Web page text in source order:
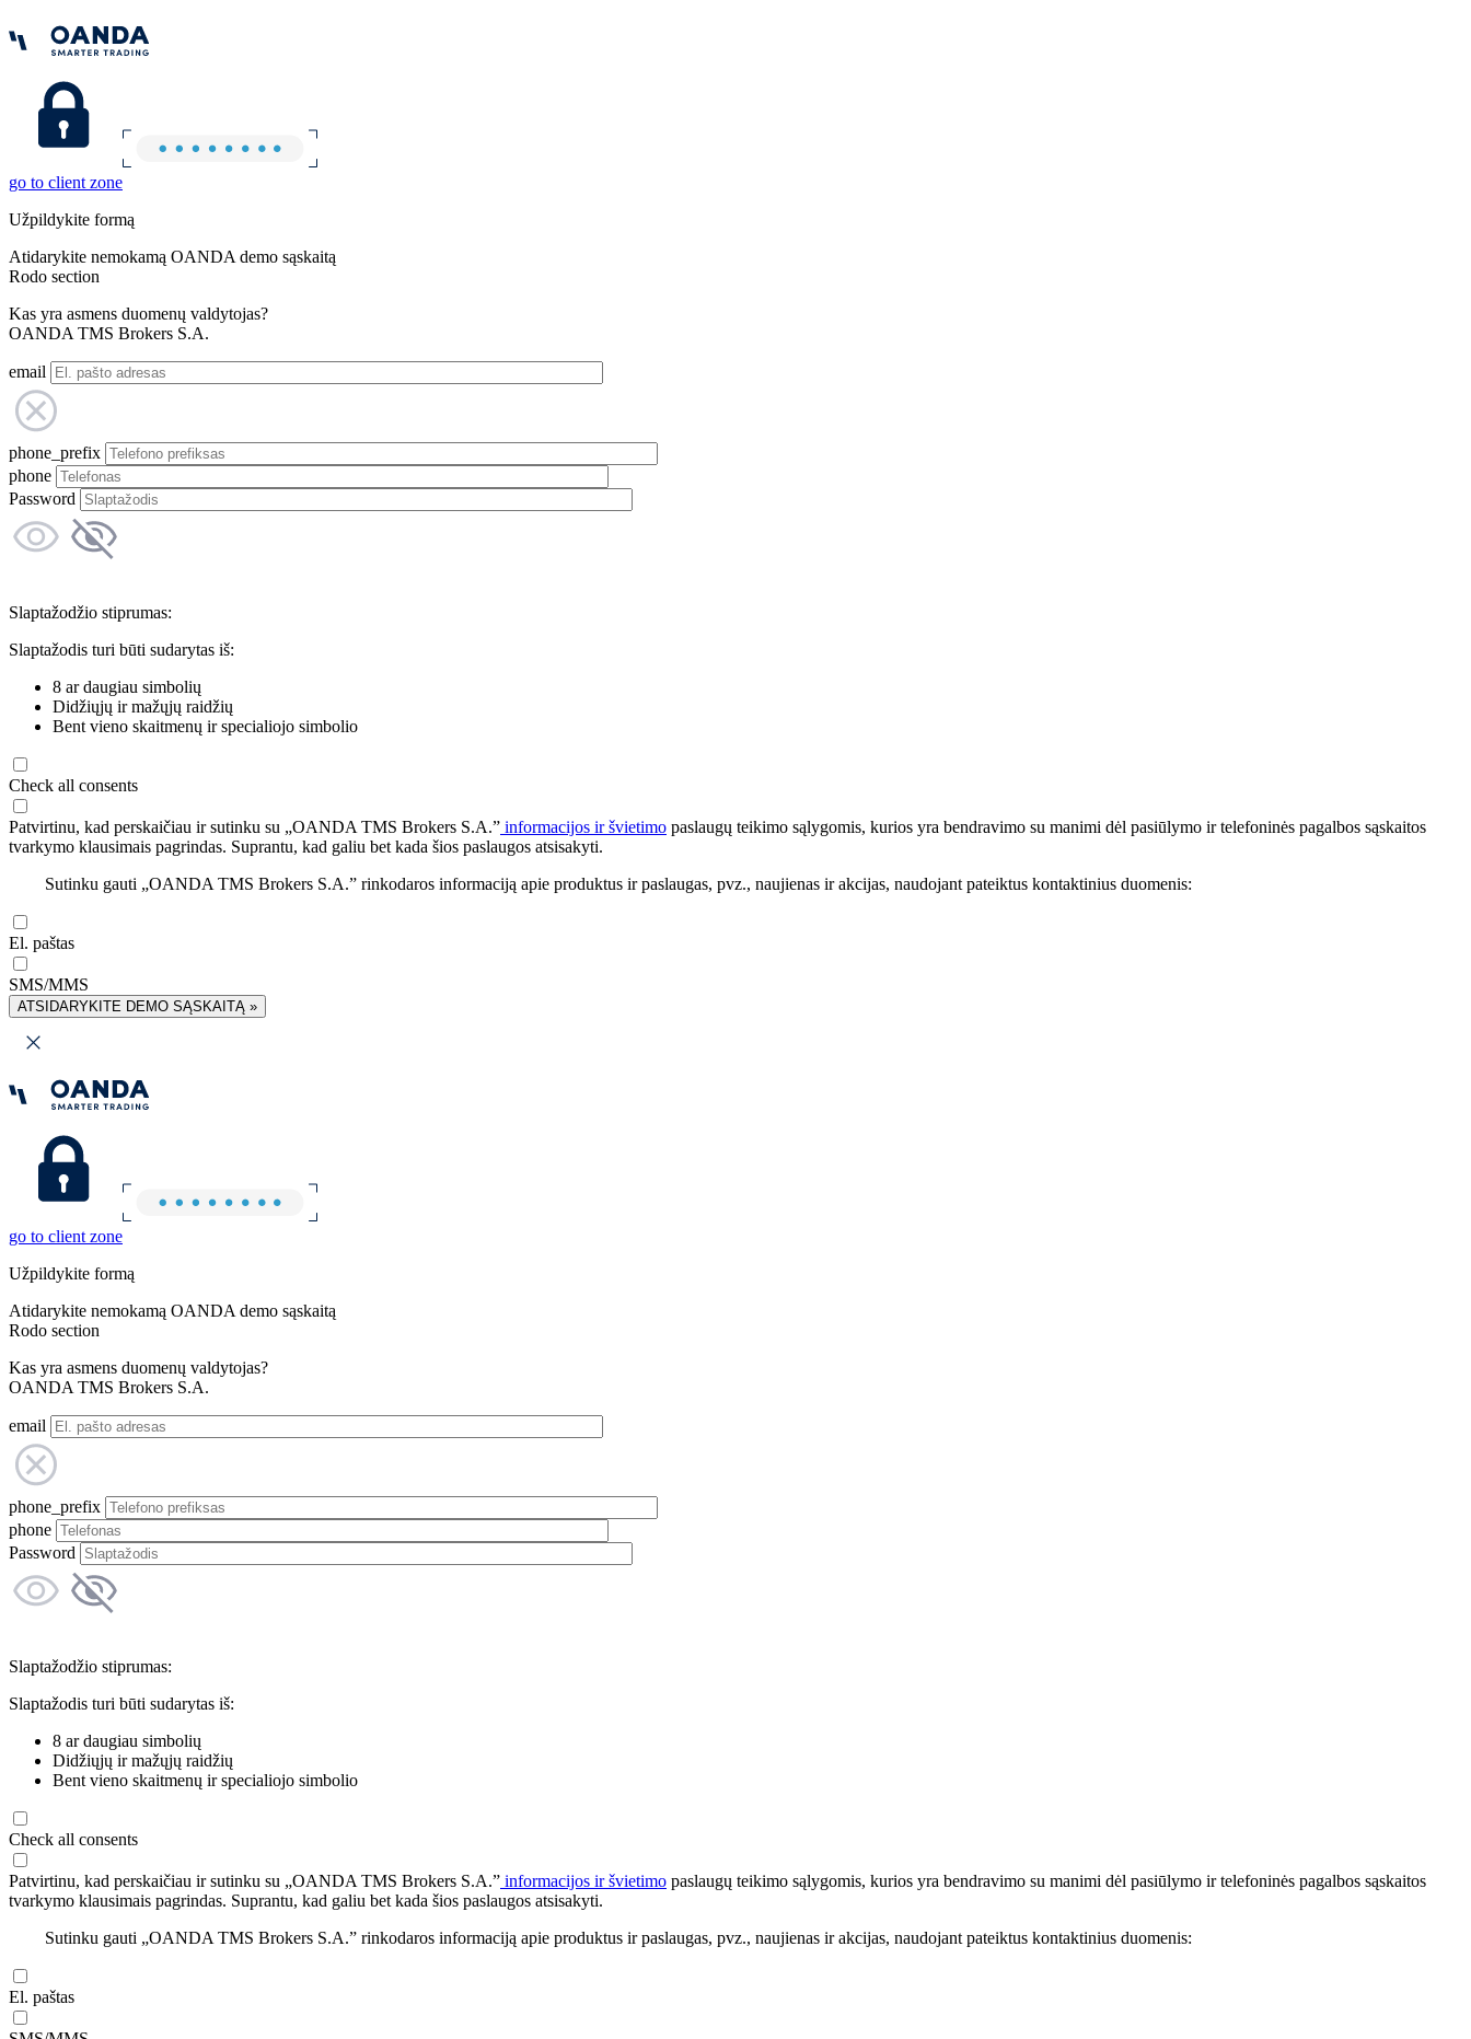
go to client zone
Užpildykite formą
Atidarykite nemokamą OANDA demo sąskaitą
Rodo section
Kas yra asmens duomenų valdytojas?
OANDA TMS Brokers S.A.
email
phone_prefix
phone
Password
Slaptažodžio stiprumas:
Slaptažodis turi būti sudarytas iš:
8 ar daugiau simbolių
Didžiųjų ir mažųjų raidžių
Bent vieno skaitmenų ir specialiojo simbolio
Check all consents
Patvirtinu, kad perskaičiau ir sutinku su „OANDA TMS Brokers S.A.” informacijos ir švietimo paslaugų teikimo sąlygomis, kurios yra bendravimo su manimi dėl pasiūlymo ir telefoninės pagalbos sąskaitos
tvarkymo klausimais pagrindas. Suprantu, kad galiu bet kada šios paslaugos atsisakyti.
Sutinku gauti „OANDA TMS Brokers S.A.” rinkodaros informaciją apie produktus ir paslaugas, pvz., naujienas ir akcijas, naudojant pateiktus kontaktinius duomenis:
El. paštas
SMS/MMS
ATSIDARYKITE DEMO SĄSKAITĄ »
go to client zone
Užpildykite formą
Atidarykite nemokamą OANDA demo sąskaitą
Rodo section
Kas yra asmens duomenų valdytojas?
OANDA TMS Brokers S.A.
email
phone_prefix
phone
Password
Slaptažodžio stiprumas:
Slaptažodis turi būti sudarytas iš:
8 ar daugiau simbolių
Didžiųjų ir mažųjų raidžių
Bent vieno skaitmenų ir specialiojo simbolio
Check all consents
Patvirtinu, kad perskaičiau ir sutinku su „OANDA TMS Brokers S.A.” informacijos ir švietimo paslaugų teikimo sąlygomis, kurios yra bendravimo su manimi dėl pasiūlymo ir telefoninės pagalbos sąskaitos
tvarkymo klausimais pagrindas. Suprantu, kad galiu bet kada šios paslaugos atsisakyti.
Sutinku gauti „OANDA TMS Brokers S.A.” rinkodaros informaciją apie produktus ir paslaugas, pvz., naujienas ir akcijas, naudojant pateiktus kontaktinius duomenis:
El. paštas